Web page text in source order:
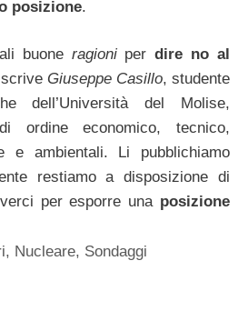
posizione.
buone ragioniperdire no al
Giuseppe Casillo, studente
dell’Università del Molise,
ordine economico, tecnico,
e ambientali. Li pubblichiamo
restiamo a disposizione di
per esporre una posizione
, Nucleare, Sondaggi